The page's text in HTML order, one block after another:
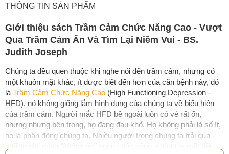
THÔNG TIN SẢN PHẨM
Giới thiệu sách Trầm Cảm Chức Năng Cao - Vượt
Qua Trầm Cảm Ẩn Và Tìm Lại Niềm Vui - BS.
Judith Joseph
Chúng ta đều quen thuộc khi nghe nói đến trầm cảm, nhưng có
một khuôn mặt khác, ít được biết đến hơn của căn bệnh này, đó
là Trầm Cảm Chức Năng Cao (High Functioning Depression -
HFD), nó không giống lắm hình dung của chúng ta về biểu hiện
của trầm cảm. Người mắc HFD bề ngoài luôn có vẻ rất ổn,
nhưng nhưng bên trong, họ đang đau khổ. Họ không phải là số ít,
họ là phần đông chúng ta. Nhiều người trong chúng ta trải qua